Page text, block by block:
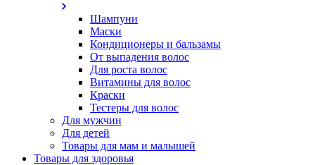
Шампуни
Маски
Кондиционеры и бальзамы
От выпадения волос
Для роста волос
Витамины для волос
Краски
Тестеры для волос
Для мужчин
Для детей
Товары для мам и малышей
Товары для здоровья